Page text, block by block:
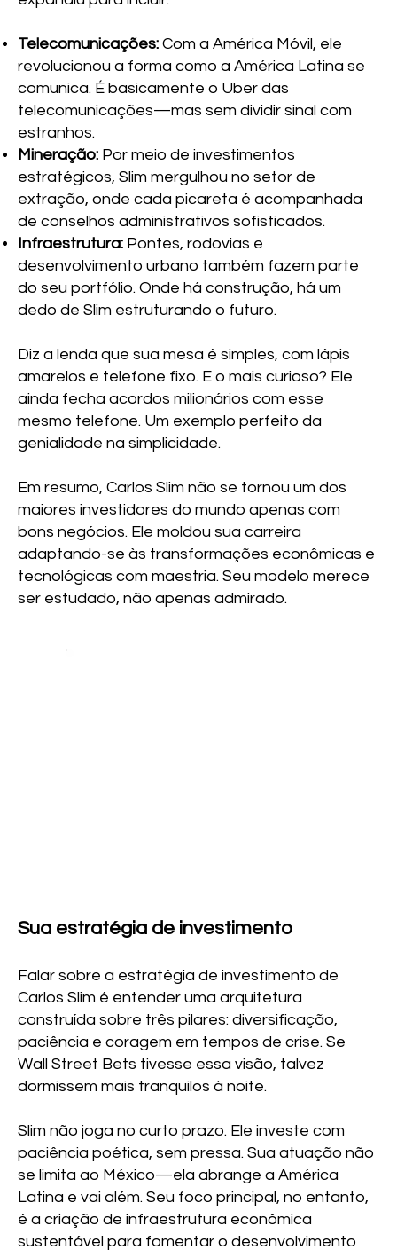
Telecomunicações: Com a América Móvil, ele
revolucionou a forma como a América Latina se
comunica. É basicamente o Uber das
telecomunicações—mas sem dividir sinal com
estranhos.
Mineração: Por meio de investimentos
estratégicos, Slim mergulhou no setor de
extração, onde cada picareta é acompanhada
de conselhos administrativos sofisticados.
Infraestrutura: Pontes, rodovias e
desenvolvimento urbano também fazem parte
do seu portfólio. Onde há construção, há um
dedo de Slim estruturando o futuro.
Diz a lenda que sua mesa é simples, com lápis
amarelos e telefone fixo. E o mais curioso? Ele
ainda fecha acordos milionários com esse
mesmo telefone. Um exemplo perfeito da
genialidade na simplicidade.
Em resumo, Carlos Slim não se tornou um dos
maiores investidores do mundo apenas com
bons negócios. Ele moldou sua carreira
adaptando-se às transformações econômicas e
tecnológicas com maestria. Seu modelo merece
ser estudado, não apenas admirado.
Sua estratégia de investimento
Falar sobre a estratégia de investimento de
Carlos Slim é entender uma arquitetura
construída sobre três pilares: diversificação,
paciência e coragem em tempos de crise. Se
Wall Street Bets tivesse essa visão, talvez
dormissem mais tranquilos à noite.
Slim não joga no curto prazo. Ele investe com
paciência poética, sem pressa. Sua atuação não
se limita ao México—ela abrange a América
Latina e vai além. Seu foco principal, no entanto,
é a criação de infraestrutura econômica
sustentável para fomentar o desenvolvimento